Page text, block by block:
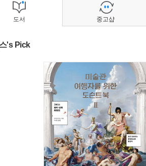
도서
's Pick
중고샵